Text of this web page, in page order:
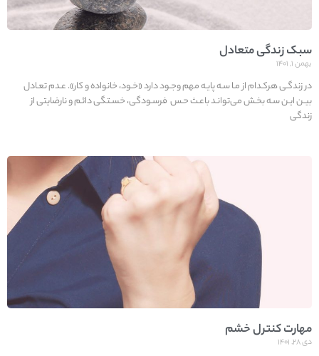
سبک زندگی متعادل
بهمن ۱, ۱۴۰۱
در زندگـی هرکـدام از مـا سـه پایـه مهم وجـود دارد «خـود، خانواده و کار». عـدم تعـادل
بیـن ایـن سـه بخـش می‌توانـد باعـث حـس فرسـودگی، خسـتگی دائـم و نارضایتی از
زندگی
مهارت کنترل خشم
دی ۲۸, ۱۴۰۱